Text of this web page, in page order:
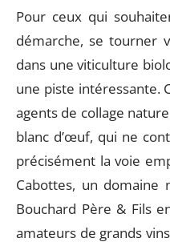
Pour ceux qui
démarche, se tourner
dans une viticulture
une piste intéressante.
agents de collage
blanc d’œuf, qui ne
précisément la voie
Cabottes, un
Bouchard Père & Fils
amateurs de grands